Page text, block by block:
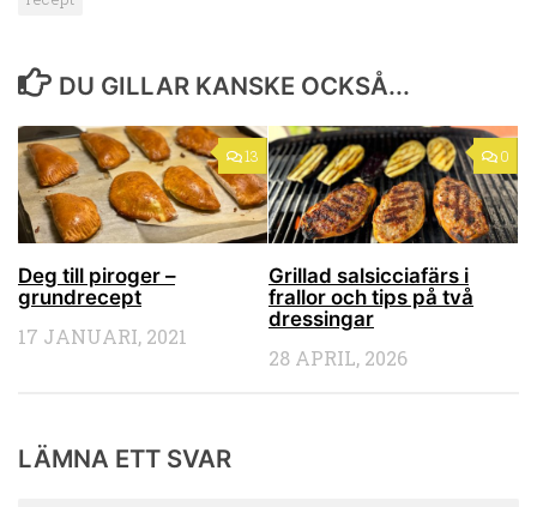
DU GILLAR KANSKE OCKSÅ...
13
Deg till piroger –
grundrecept
17 JANUARI, 2021
0
Grillad salsicciafärs i
frallor och tips på två
dressingar
28 APRIL, 2026
LÄMNA ETT SVAR